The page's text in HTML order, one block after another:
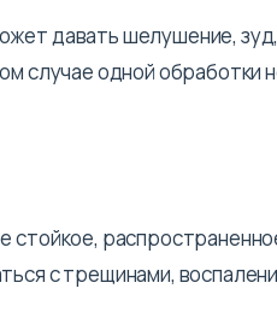
давать шелушение,
случае одной обработки
стойкое,
с трещинами,